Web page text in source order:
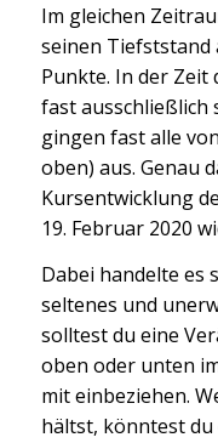
Im gleichen
seinen Tiefststand
Punkte. In der Zeit
fast ausschließlich
gingen fast alle
oben) aus. Genau
Kursentwicklung
19. Februar 2020
Dabei handelte es
seltenes und
solltest du eine
oben oder unten
mit einbeziehen.
hältst, könntest